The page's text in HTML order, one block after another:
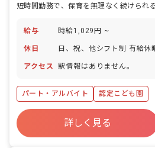
給与 時給1,029円 ~
休日 日、祝、他シフト制 有給休
アクセス 駅情報はありません。
パート・アルバイト 認定こども園
詳しく見る